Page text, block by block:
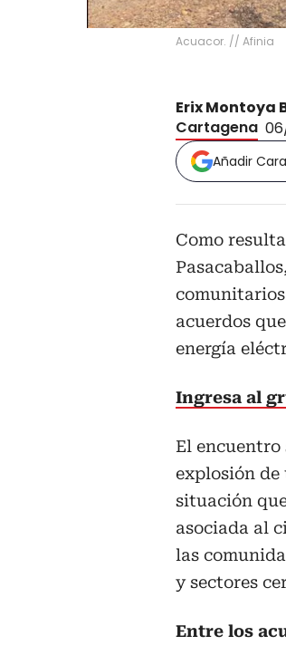
Acuacor. // Afinia
Erix Montoya
Cartagena
Añadir
Como
acuerdos
energía
Ingresa al
El encuentro
explosión de
situación
asociada al
las
y sectores
Entre los